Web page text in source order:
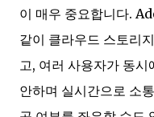
이 매우 중요합니다.
같이 클라우드 스토리
고, 여러 사용자가 동
안하며 실시간으로 소